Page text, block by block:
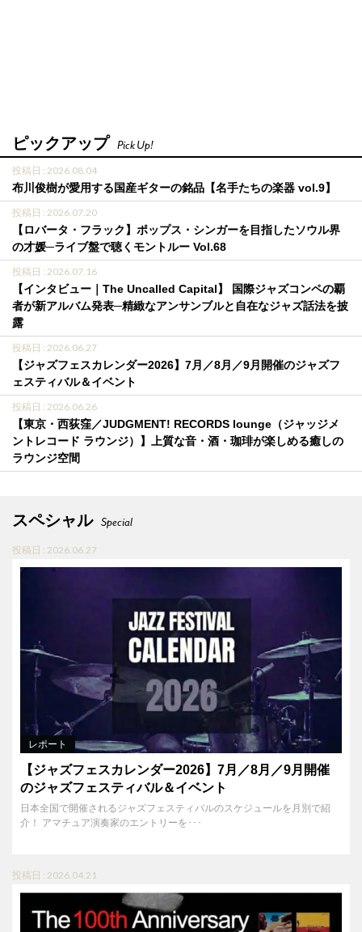
ピックアップ Pick Up!
投稿日 : 2026.08.04
布川俊樹が愛用する国産ギターの銘品【名手たちの楽器 vol.9】
投稿日 : 2026.07.20
【ロバータ・フラック】ポップス・シンガーを目指したソウル界
の才媛─ライブ盤で聴くモントルー Vol.68
投稿日 : 2026.07.16
【インタビュー｜The Uncalled Capital】 国際ジャズコンペの覇
者が新アルバム発表─精緻なアンサンブルと自在なジャズ話法を披
露
投稿日 : 2026.06.27
【ジャズフェスカレンダー2026】7月／8月／9月開催のジャズフ
ェスティバル＆イベント
投稿日 : 2026.06.26
【東京・西荻窪／JUDGMENT! RECORDS lounge（ジャッジメ
ントレコード ラウンジ）】上質な音・酒・珈琲が楽しめる癒しの
ラウンジ空間
スペシャル Special
投稿日 : 2026.06.27
レポート
【ジャズフェスカレンダー2026】7月／8月／9月開催
のジャズフェスティバル＆イベント
日本全国で開催されるジャズフェスティバルのスケジュールを月別で紹
介！ アマチュア演奏家のエントリーを･･･
投稿日 : 2026.04.21